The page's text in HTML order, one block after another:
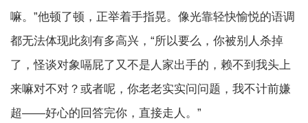
嘛。”他顿了顿，正举着手指晃。像光靠轻快愉悦的语调
都无法体现此刻有多高兴，“所以要么，你被别人杀掉
了，怪谈对象嗝屁了又不是人家出手的，赖不到我头上
来嘛对不对？或者呢，你老老实实问问题，我不计前嫌
超——好心的回答完你，直接走人。”